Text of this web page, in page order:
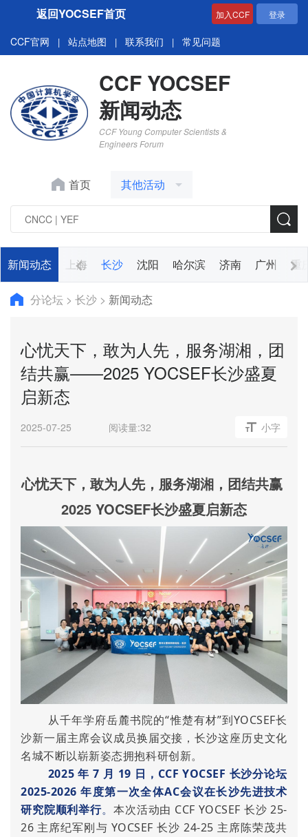
返回YOCSEF首页 加入CCF 登录
CCF官网 | 站点地图 | 联系我们 | 常见问题
CCF YOCSEF
新闻动态
CCF Young Computer Scientists &
Engineers Forum
首页 其他活动
新闻动态
杭州 上海 长沙 沈阳 哈尔滨 济南 广州 重
分论坛 > 长沙 > 新闻动态
心忧天下，敢为人先，服务湖湘，团
结共赢——2025 YOCSEF长沙盛夏
启新态
2025-07-25 阅读量:32 小字
心忧天下，敢为人先，服务湖湘，团结共赢
2025 YOCSEF长沙盛夏启新态
从千年学府岳麓书院的“惟楚有材”到YOCSEF长
沙新一届主席会议成员换届交接，长沙这座历史文化
名城不断以崭新姿态拥抱科研创新。
2025 年 7 月 19 日，CCF YOCSEF 长沙分论坛
2025-2026 年度第一次全体AC会议在长沙先进技术
研究院顺利举行。 本次活动由 CCF YOCSEF 长沙 25-
26 主席纪军刚与 YOCSEF 长沙 24-25 主席陈荣茂共